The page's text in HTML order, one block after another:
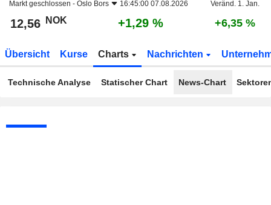
Markt geschlossen - Oslo Bors 16:45:00 07.08.2026 Veränd. 1. Jan.
12,56 NOK +1,29 % +6,35 %
Übersicht Kurse Charts Nachrichten
Technische Analyse Statischer Chart News-Chart